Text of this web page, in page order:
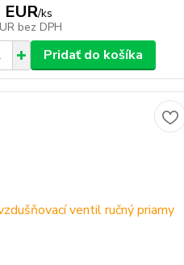
/ks
bez DPH
Pridať do košíka